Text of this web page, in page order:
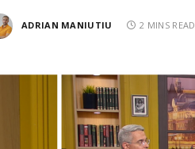
ADRIAN MANIUTIU 2 MINS READ